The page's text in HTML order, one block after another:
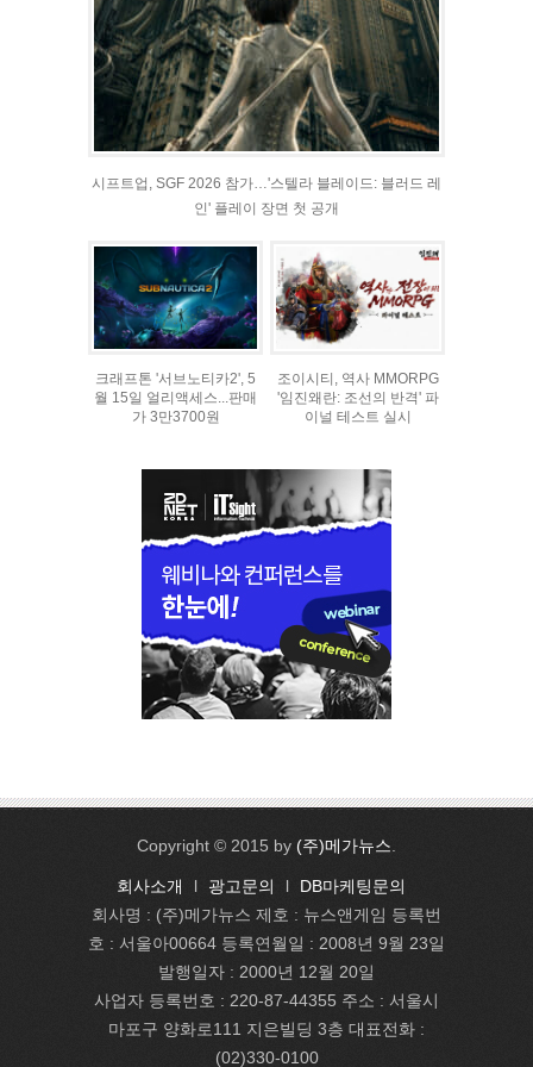
시프트업, SGF 2026 참가…'스텔라 블레이드: 블러드 레
인' 플레이 장면 첫 공개
크래프톤 '서브노티카2', 5
월 15일 얼리액세스...판매
가 3만3700원
조이시티, 역사 MMORPG
'임진왜란: 조선의 반격' 파
이널 테스트 실시
Copyright © 2015 by (주)메가뉴스.
회사소개 l 광고문의 l
DB마케팅문의
회사명 : (주)메가뉴스 제호 : 뉴스앤게임 등록번
호 : 서울아00664 등록연월일 : 2008년 9월 23일
발행일자 : 2000년 12월 20일
사업자 등록번호 : 220-87-44355 주소 : 서울시
마포구 양화로111 지은빌딩 3층 대표전화 :
(02)330-0100